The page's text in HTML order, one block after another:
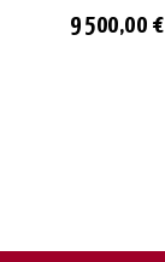
9 500,00 €